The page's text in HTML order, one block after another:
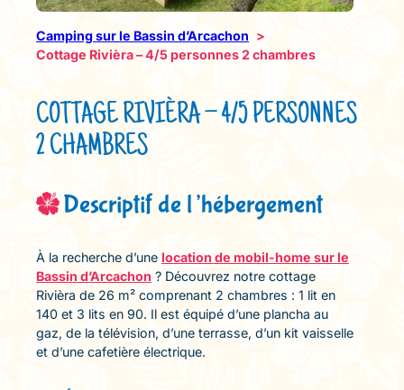
Camping sur le Bassin d’Arcachon
Cottage Rivièra – 4/5 personnes 2 chambres
COTTAGE RIVIÈRA – 4/5 PERSONNES
2 CHAMBRES
Descriptif de l’hébergement
À la recherche d’une location de mobil-home sur le
Bassin d’Arcachon ? Découvrez notre cottage
Rivièra de 26 m² comprenant 2 chambres : 1 lit en
140 et 3 lits en 90. Il est équipé d’une plancha au
gaz, de la télévision, d’une terrasse, d’un kit vaisselle
et d’une cafetière électrique.